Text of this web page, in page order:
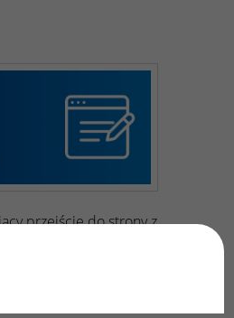
przejście do strony z